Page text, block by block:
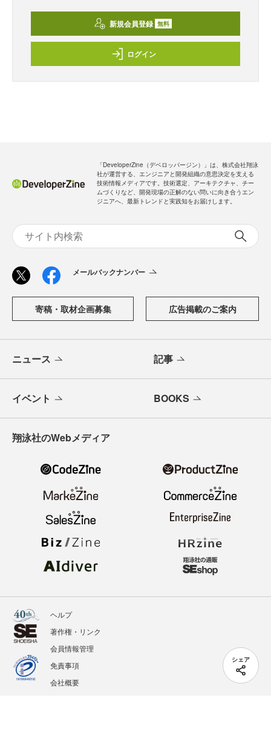
シェア
新規会員登録 無料
ログイン
「DeveloperZine（デベロッパージン）」は、株式会社翔泳
社が運営する、エンジニアと開発組織の意思決定を支える
技術情報メディアです。技術選定、アーキテクチャ、チー
ムづくりなど、開発現場の正解のない問いに向き合うエン
ジニアへ、最新トレンドと実践知をお届けします。
メールバックナンバー
寄稿・取材企画募集 広告掲載のご案内
ニュース 記事
イベント BOOKS
翔泳社のWebメディア
ヘルプ
著作権・リンク
会員情報管理
免責事項
会社概要